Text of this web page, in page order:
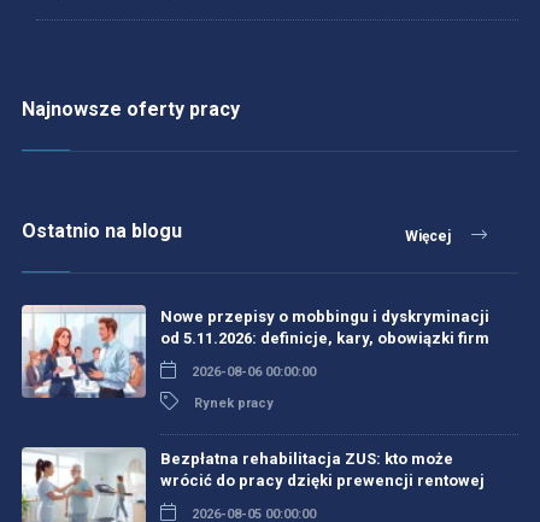
Najnowsze oferty pracy
Ostatnio na blogu Więcej
Nowe przepisy o mobbingu i dyskryminacji
od 5.11.2026: definicje, kary, obowiązki firm
2026-08-06 00:00:00
Rynek pracy
Bezpłatna rehabilitacja ZUS: kto może
wrócić do pracy dzięki prewencji rentowej
2026-08-05 00:00:00